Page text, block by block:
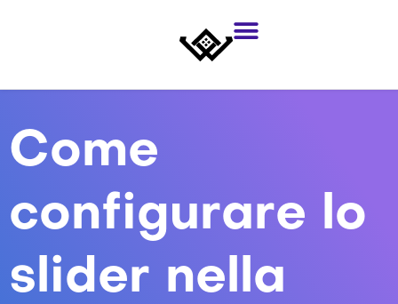
Come
configurare lo
slider nella